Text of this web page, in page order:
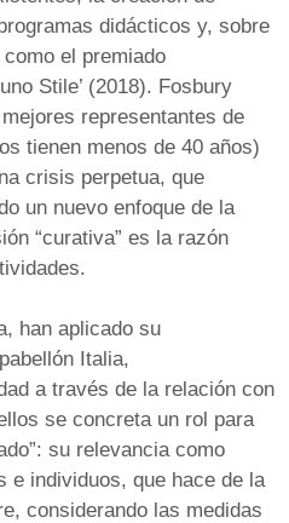
didácticos y, sobre
el premiado
Stile’ (2018). Fosbury
representantes de
tienen menos de 40 años)
crisis perpetua, que
un nuevo enfoque de la
“curativa” es la razón
han aplicado su
Italia,
a través de la relación con
se concreta un rol para
su relevancia como
e individuos, que hace de la
considerando las medidas